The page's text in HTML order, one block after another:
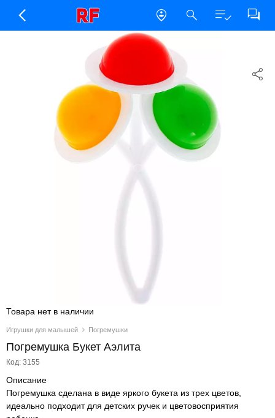
Игрушки для малышей Погремушки
Погремушка Букет Аэлита
Код: 3155
Товара нет в наличии
Описание
Погремушка сделана в виде яркого букета из трех цветов,
идеально подходит для детских ручек и цветовосприятия